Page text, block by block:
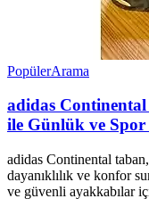
PopülerArama
adidas
ile Günlük ve
adidas Continental
dayanıklılık ve konfor
ve güvenli ayakkabılar